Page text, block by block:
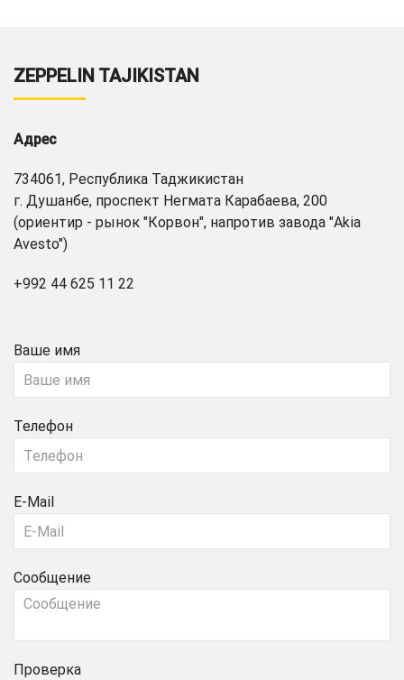
ZEPPELIN TAJIKISTAN
Адрес
734061, Республика Таджикистан
г. Душанбе, проспект Негмата Карабаева, 200
(ориентир - рынок "Корвон", напротив завода "Akia
Avesto")
+992 44 625 11 22
Ваше имя
Телефон
E-Mail
Сообщение
Проверка